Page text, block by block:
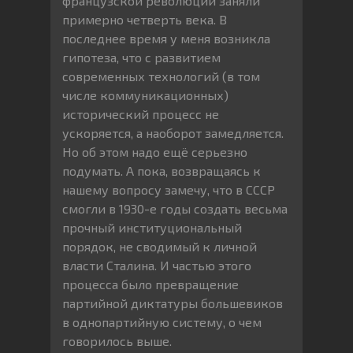
примерно четверть века. В
последнее время у меня возникла
гипотеза, что с развитием
современных технологий (в том
числе коммуникационных)
исторический процесс не
ускоряется, а наоборот замедляется.
Но об этом надо ещё серьезно
подумать. А пока, возвращаясь к
нашему вопросу замечу, что в СССР
смогли в 1930-е годы создать весьма
прочный институциональный
порядок, не сводимый к личной
власти Сталина. И частью этого
процесса было превращение
партийной диктатуры большевиков
в однопартийную систему, о чем
говорилось выше.